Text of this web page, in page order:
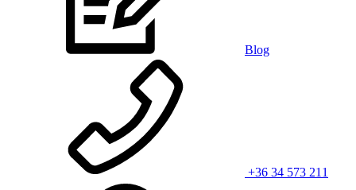
Blog
+36 34 573 211